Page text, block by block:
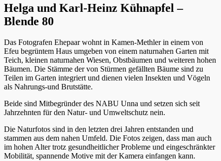
Helga und Karl-Heinz Kühnapfel –
Blende 80
Das Fotografen Ehepaar wohnt in Kamen-Methler in einem von
Efeu begrüntem Haus umgeben von einem naturnahen Garten mit
Teich, kleinen naturnahen Wiesen, Obstbäumen und weiteren hohen
Bäumen. Die Stämme der von Stürmen gefällten Bäume sind zu
Teilen im Garten integriert und dienen vielen Insekten und Vögeln
als Nahrungs-und Brutstätte.
Beide sind Mitbegründer des NABU Unna und setzen sich seit
Jahrzehnten für den Natur- und Umweltschutz nein.
Die Naturfotos sind in den letzten drei Jahren entstanden und
stammen aus dem nahen Umfeld. Die Fotos zeigen, dass man auch
im hohen Alter trotz gesundheitlicher Probleme und eingeschränkter
Mobilität, spannende Motive mit der Kamera einfangen kann.